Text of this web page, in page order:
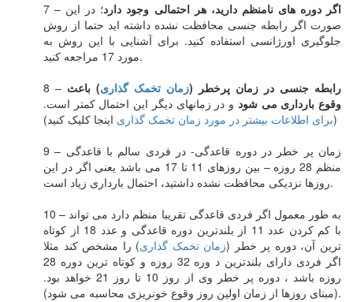
7 –
اگر دوره های نامنظم دارید، هر احتمالی وجود دارد؛ در این
صورت اگر رابطه جنسی محافظت نشده داشته اید حتما از روش
جلوگیری اورژانسی استفاده کنید. برای آشنایی با این روش به
مورد 17 مراجعه کنید.
8 –
رابطه جنسی در زمان پرخطر (زمان تخمک گذاری) باعث
وقوع بارداری می شود و در زمانهای دیگر این احتمال کمتر است.
(برای اطلاعات بیشتر در مورد زمان تخمک گذاری اینجا کلیک کنید)
9 – زمان پر خطر در دوره قاعدگی- در فردی سالم با قاعدگی
منظم 28 روزه – بین روزهای 11 تا 17 می باشد یعنی اگر در این
روزها نزدیکی محافظت نشده داشتید، احتمال بارداری زیاد است.
10 – به طور معمول اگر فردی قاعدگی تقریبا منظم دارد می تواند
با کم کردن عدد 11 از بلندترین دوره قاعدگی و عدد 18 از کوتاه
ترین آن، دوره پر خطر (زمان تخمک گذاری) را مشخص کند مثلا
اگر فردی دارای بلندترین د وره 32 روزه و کوتاه ترین دوره 28
روزه باشد ، دوره پر خطر وی از روز 10 تا روز 21 خواهد بود.
(مبنای روزها از زمان اولین روز وقوع خونریزی محاسبه می شود).